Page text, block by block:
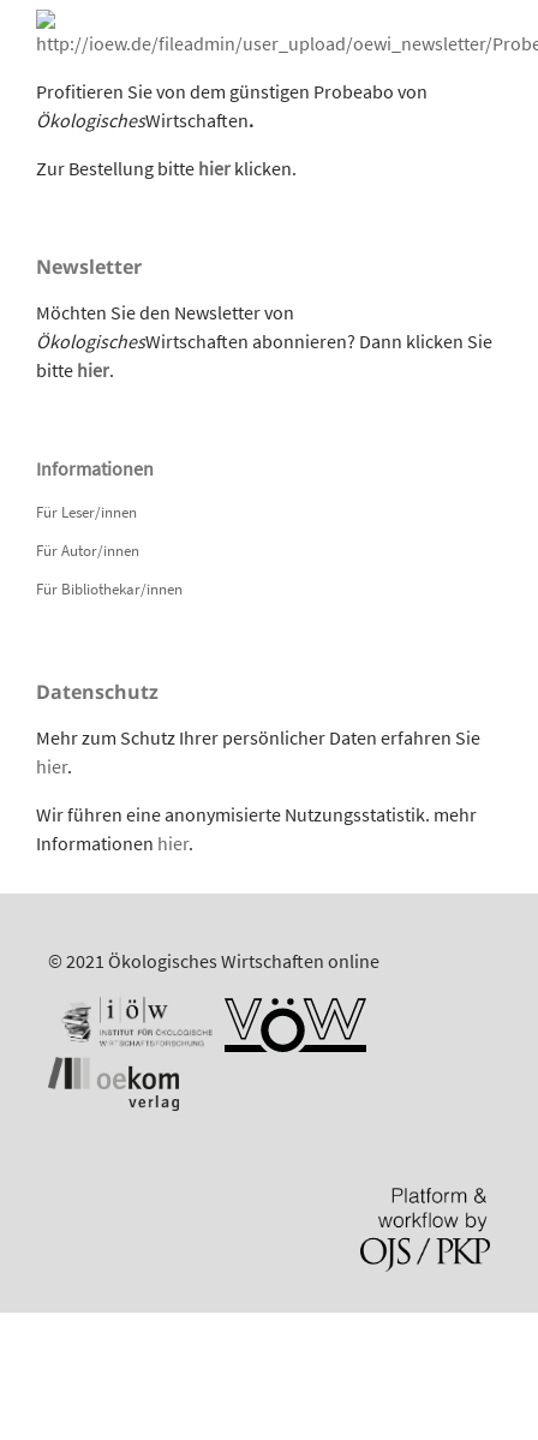
Profitieren Sie von dem günstigen Probeabo von
ÖkologischesWirtschaften.
Zur Bestellung bitte hier klicken.
Newsletter
Möchten Sie den Newsletter von
ÖkologischesWirtschaften abonnieren? Dann klicken Sie
bitte hier.
Informationen
Für Leser/innen
Für Autor/innen
Für Bibliothekar/innen
Datenschutz
Mehr zum Schutz Ihrer persönlicher Daten erfahren Sie
hier.
Wir führen eine anonymisierte Nutzungsstatistik. mehr
Informationen hier.
© 2021 Ökologisches Wirtschaften online